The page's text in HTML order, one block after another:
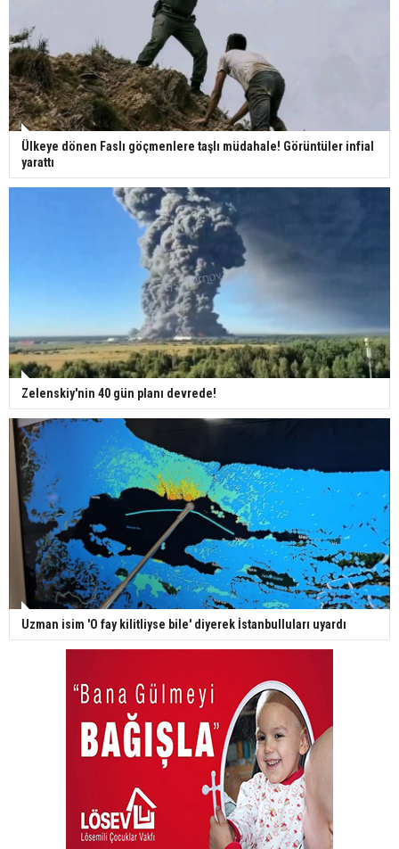
Ülkeye dönen Faslı göçmenlere taşlı müdahale! Görüntüler infial
yarattı
Zelenskiy'nin 40 gün planı devrede!
Uzman isim 'O fay kilitliyse bile' diyerek İstanbulluları uyardı